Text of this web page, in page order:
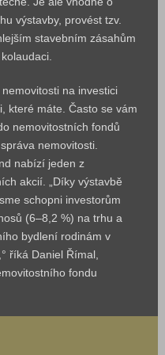
výstavby, provést tzv.
stavebním zásahům
na investici
které máte. Často se vám
nemovitostních fondů
nemovitosti.
nabízí jeden z
akcií. „Díky výstavbě
schopni investorům
(6–8,2 %) na trhu a
bydlení rodinám v
říká Daniel Římal,
fondu